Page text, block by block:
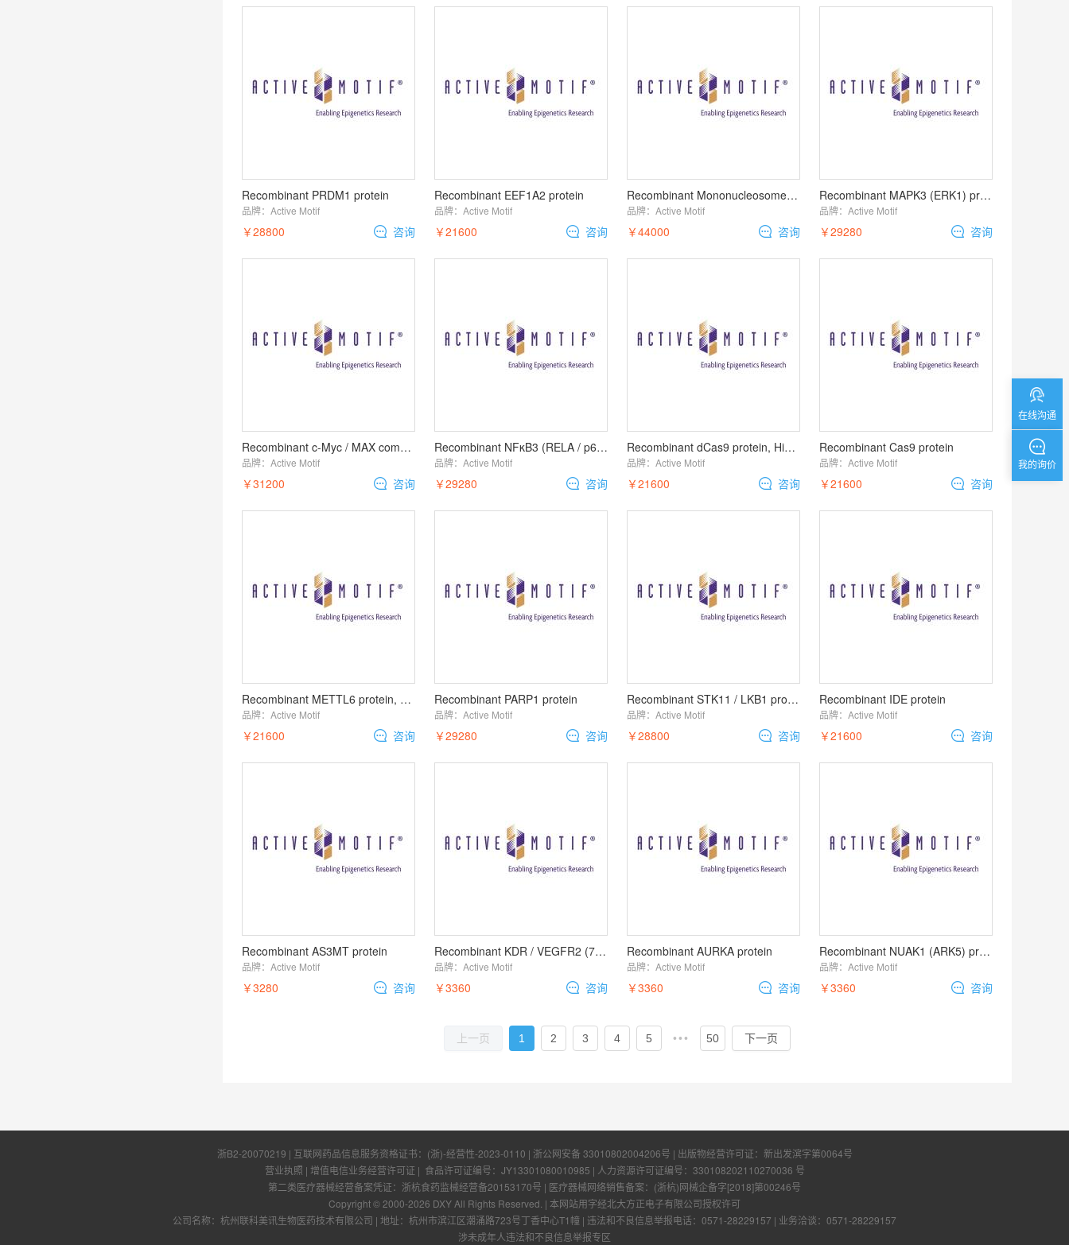
Recombinant PRDM1 protein
品牌： Active Motif
￥28800 咨询
Recombinant EEF1A2 protein
品牌： Active Motif
￥21600 咨询
Recombinant Mononucleosomes H3S10ph (EPL
品牌： Active Motif
￥44000 咨询
Recombinant MAPK3 (ERK1) protein
品牌： Active Motif
￥29280 咨询
Recombinant c-Myc / MAX complex
品牌： Active Motif
￥31200 咨询
Recombinant NFκB3 (RELA / p65) protein
品牌： Active Motif
￥29280 咨询
Recombinant dCas9 protein, His/FLAG Tag
品牌： Active Motif
￥21600 咨询
Recombinant Cas9 protein
品牌： Active Motif
￥21600 咨询
Recombinant METTL6 protein, His-Tag
品牌： Active Motif
￥21600 咨询
Recombinant PARP1 protein
品牌： Active Motif
￥29280 咨询
Recombinant STK11 / LKB1 protein
品牌： Active Motif
￥28800 咨询
Recombinant IDE protein
品牌： Active Motif
￥21600 咨询
Recombinant AS3MT protein
品牌： Active Motif
￥3280 咨询
Recombinant KDR / VEGFR2 (789-1356) protein
品牌： Active Motif
￥3360 咨询
Recombinant AURKA protein
品牌： Active Motif
￥3360 咨询
Recombinant NUAK1 (ARK5) protein
品牌： Active Motif
￥3360 咨询
上一页 1 2 3 4 5 ••• 50 下一页
在线沟通
我的询价
浙B2-20070219 | 互联网药品信息服务资格证书： (浙)-经营性-2023-0110 | 浙公网安备 33010802004206号 | 出版物经营许可证： 新出发滨字第0064号
营业执照 | 增值电信业务经营许可证 | 食品许可证编号： JY13301080010985 | 人力资源许可证编号： 330108202110270036 号
第二类医疗器械经营备案凭证：浙杭食药监械经营备20153170号 | 医疗器械网络销售备案：(浙杭)网械企备字[2018]第00246号
Copyright © 2000-2026 DXY All Rights Reserved. | 本网站用字经北大方正电子有限公司授权许可
公司名称：杭州联科美讯生物医药技术有限公司 | 地址：杭州市滨江区潮涌路723号丁香中心T1幢 | 违法和不良信息举报电话：0571-28229157 | 业务洽谈：0571-28229157
涉未成年人违法和不良信息举报专区